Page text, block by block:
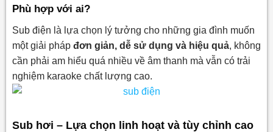
Phù hợp với ai?
Sub điện là lựa chọn lý tưởng cho những gia đình muốn
một giải pháp đơn giản, dễ sử dụng và hiệu quả, không
cần phải am hiểu quá nhiều về âm thanh mà vẫn có trải
nghiệm karaoke chất lượng cao.
Sub hơi – Lựa chọn linh hoạt và tùy chỉnh cao